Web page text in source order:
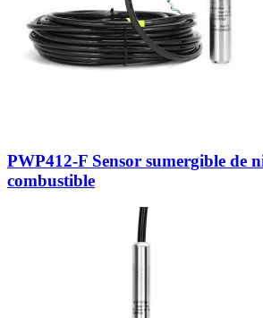
PWP412-F Sensor sumergible de
combustible